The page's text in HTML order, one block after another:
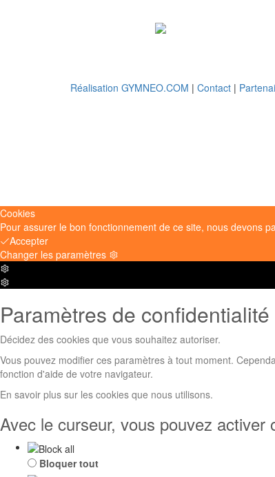
Réalisation GYMNEO.COM | Contact |
Cookies
Pour assurer le bon fonctionnement de ce site, nous devons
Accepter
Changer les paramètres
boîte
à
cookies
la
boîte
à
Paramètres de confidentialité
Décidez des cookies que vous souhaitez autoriser.
Vous pouvez modifier ces paramètres à tout moment.
fonction d'aide de votre navigateur.
En savoir plus sur les cookies que nous utilisons.
Avec le curseur, vous pouvez
Bloquer tout